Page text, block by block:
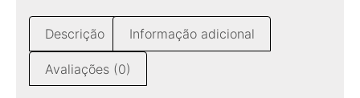
Descrição Informação adicional
Avaliações (0)